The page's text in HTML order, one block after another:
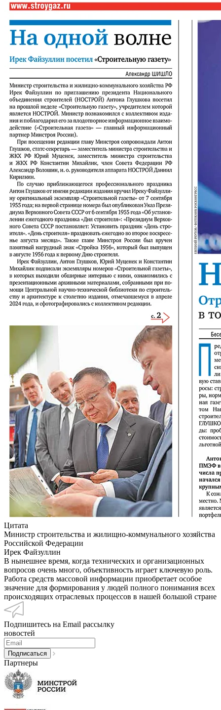
Цитата
Министр строительства и жилищно-коммунального хозяйства
Российской Федерации
Ирек Файзуллин
В нынешнее время, когда технических и организационных
вопросов очень много, объективность играет ключевую роль.
Работа средств массовой информации приобретает особое
значение для формирования у людей полного понимания всех
происходящих отраслевых процессов в нашей большой стране
Подпишитесь на Email рассылку
новостей
Партнеры